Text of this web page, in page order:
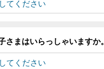
さまはいらっしゃいますか。